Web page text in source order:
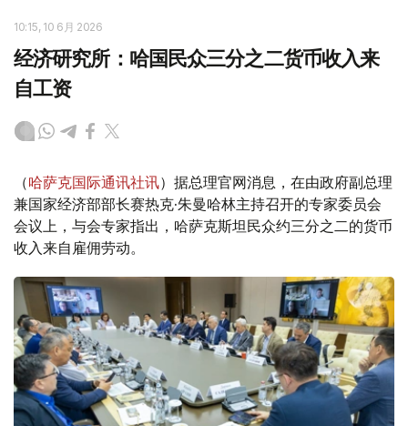
10:15, 10 6月 2026
经济研究所：哈国民众三分之二货币收入来
自工资
（哈萨克国际通讯社讯）据总理官网消息，在由政府副总理
兼国家经济部部长赛热克·朱曼哈林主持召开的专家委员会
会议上，与会专家指出，哈萨克斯坦民众约三分之二的货币
收入来自雇佣劳动。